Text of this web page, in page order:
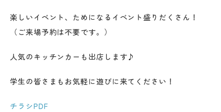
楽しいイベント、ためになるイベント盛りだくさん！
（ご来場予約は不要です。）
人気のキッチンカーも出店します♪
学生の皆さまもお気軽に遊びに来てください！
チラシPDF